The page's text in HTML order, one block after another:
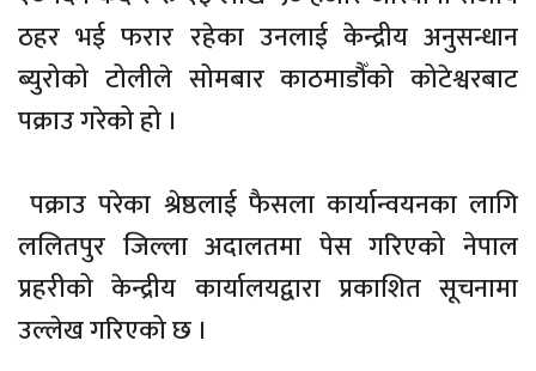
ठहर भई फरार रहेका उनलाई केन्द्रीय अनुसन्धान
ब्युरोको टोलीले सोमबार काठमाडौँको कोटेश्वरबाट
पक्राउ गरेको हो ।
पक्राउ परेका श्रेष्ठलाई फैसला कार्यान्वयनका लागि
ललितपुर जिल्ला अदालतमा पेस गरिएको नेपाल
प्रहरीको केन्द्रीय कार्यालयद्वारा प्रकाशित सूचनामा
उल्लेख गरिएको छ ।